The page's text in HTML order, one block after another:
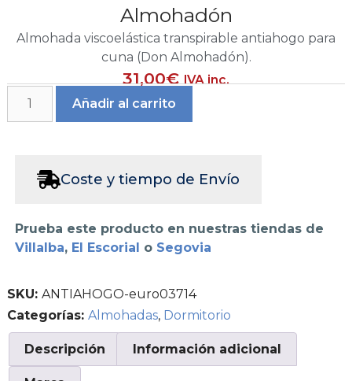
Almohadón
Almohada viscoelástica transpirable antiahogo para
cuna (Don Almohadón).
31,00€ IVA inc.
Añadir al carrito
Coste y tiempo de Envío
Prueba este producto en nuestras tiendas de
Villalba, El Escorial o Segovia
SKU: ANTIAHOGO-euro03714
Categorías: Almohadas, Dormitorio
Descripción Información adicional